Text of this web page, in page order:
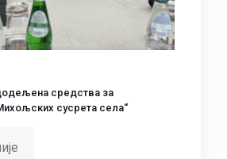
средства за
сусрета села“